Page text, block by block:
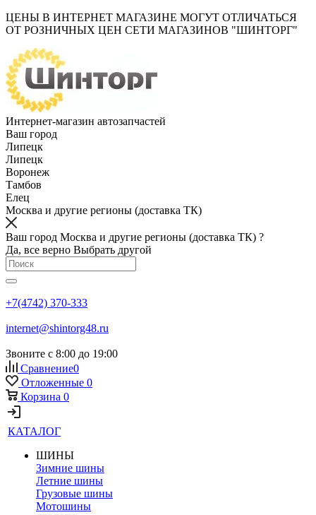
ЦЕНЫ В ИНТЕРНЕТ МАГАЗИНЕ МОГУТ ОТЛИЧАТЬСЯ
ОТ РОЗНИЧНЫХ ЦЕН СЕТИ МАГАЗИНОВ "ШИНТОРГ"
Интернет-магазин автозапчастей
Ваш город
Липецк
Липецк
Воронеж
Тамбов
Елец
Москва и другие регионы (доставка ТК)
Ваш город Москва и другие регионы (доставка ТК) ?
Да, все верно Выбрать другой
+7(4742) 370-333
internet@shintorg48.ru
Звоните с 8:00 до 19:00
Сравнение0
Отложенные 0
Корзина 0
КАТАЛОГ
ШИНЫ
Зимние шины
Летние шины
Грузовые шины
Мотошины